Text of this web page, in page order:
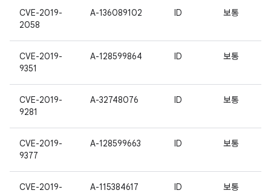
CVE-2019-
2058
A-136089102 ID 보통
CVE-2019-
9351
A-128599864 ID 보통
CVE-2019-
9281
A-32748076 ID 보통
CVE-2019-
9377
A-128599663 ID 보통
CVE-2019-
A-115384617 ID 보통